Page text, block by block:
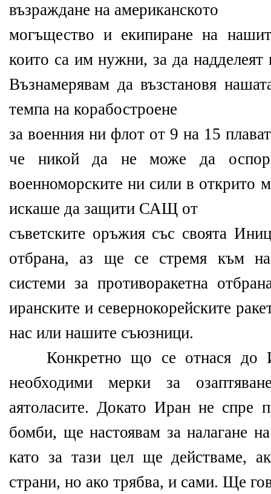
възраждане на американското
могъщество и екипиране на
които са им нужни, за да
Възнамерявам да възстановя
темпа на корабостроене
за военния ни флот от 9 на 15
че никой да не може да оспори
военноморските ни сили в открито
искаше да защити САЩ от
съветските оръжия със своята
отбрана, аз ще се стремя към
системи за противоракетна
иранските и севернокорейските
нас или нашите съюзници.
Конкретно що се отнася до
необходими мерки за
аятоласите. Докато Иран не спре
бомби, ще настоявам за налагане
като за тази цел ще действаме,
страни, но ако трябва, и сами. Ще